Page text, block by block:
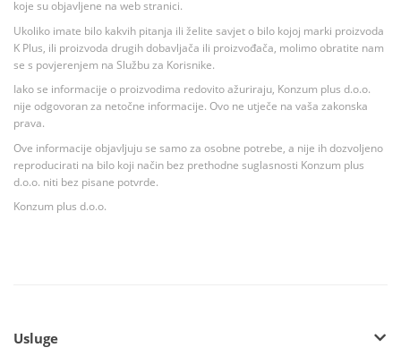
koje su objavljene na web stranici.
Ukoliko imate bilo kakvih pitanja ili želite savjet o bilo kojoj marki proizvoda
K Plus, ili proizvoda drugih dobavljača ili proizvođača, molimo obratite nam
se s povjerenjem na Službu za Korisnike.
Iako se informacije o proizvodima redovito ažuriraju, Konzum plus d.o.o.
nije odgovoran za netočne informacije. Ovo ne utječe na vaša zakonska
prava.
Ove informacije objavljuju se samo za osobne potrebe, a nije ih dozvoljeno
reproducirati na bilo koji način bez prethodne suglasnosti Konzum plus
d.o.o. niti bez pisane potvrde.
Konzum plus d.o.o.
Usluge